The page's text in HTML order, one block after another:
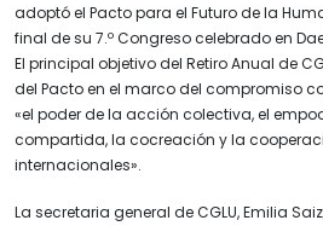
adoptó el Pacto para el Futuro de la
final de su 7.º Congreso celebrado en
El principal objetivo del Retiro Anual de
del Pacto en el marco del compromiso
«el poder de la acción colectiva, el
compartida, la cocreación y la
internacionales».
La secretaria general de CGLU, Emilia